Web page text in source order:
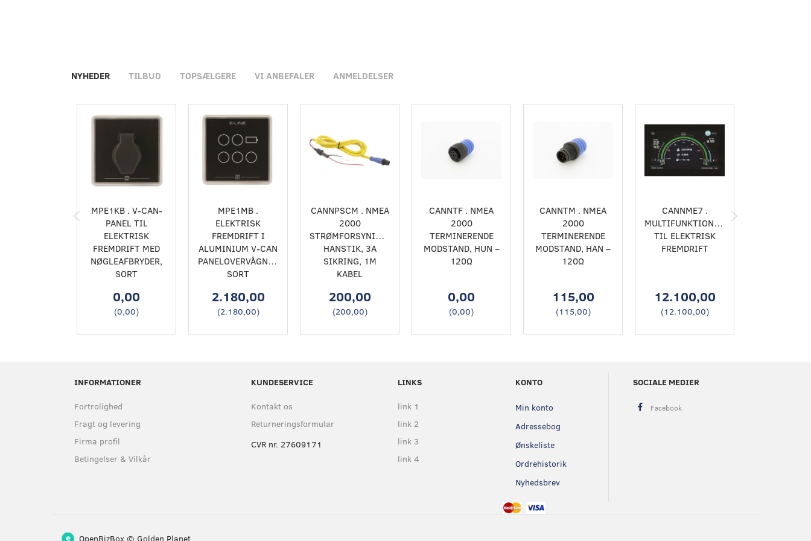
NYHEDER TILBUD TOPSÆLGERE VI ANBEFALER ANMELDELSER
MPE1KB . V-CAN-
PANEL TIL
ELEKTRISK
FREMDRIFT MED
NØGLEAFBRYDER,
SORT
0,00
(0,00)
MPE1MB .
ELEKTRISK
FREMDRIFT I
ALUMINIUM V-CAN
PANELOVERVÅGNING,
SORT
2.180,00
(2.180,00)
CANNPSCM . NMEA
2000
STRØMFORSYNINGSKABEL,
HANSTIK, 3A
SIKRING, 1M
KABEL
200,00
(200,00)
CANNTF . NMEA
2000
TERMINERENDE
MODSTAND, HUN –
120Ω
0,00
(0,00)
CANNTM . NMEA
2000
TERMINERENDE
MODSTAND, HAN –
120Ω
115,00
(115,00)
CANNME7 .
MULTIFUNKTIONSDISPLAY
TIL ELEKTRISK
FREMDRIFT
12.100,00
(12.100,00)
INFORMATIONER
Fortrolighed
Fragt og levering
Firma profil
Betingelser & Vilkår
KUNDESERVICE
Kontakt os
Returneringsformular
CVR nr. 27609171
LINKS
link 1
link 2
link 3
link 4
KONTO
Min konto
Adressebog
Ønskeliste
Ordrehistorik
Nyhedsbrev
SOCIALE MEDIER
OpenBizBox © Golden Planet